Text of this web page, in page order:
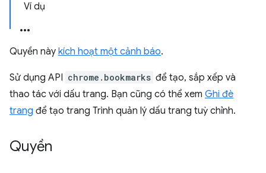
Ví dụ
Quyền này kích hoạt một cảnh báo.
Sử dụng API chrome.bookmarks để tạo, sắp xếp và
thao tác với dấu trang. Bạn cũng có thể xem Ghi đè
trang để tạo trang Trình quản lý dấu trang tuỳ chỉnh.
Quyền